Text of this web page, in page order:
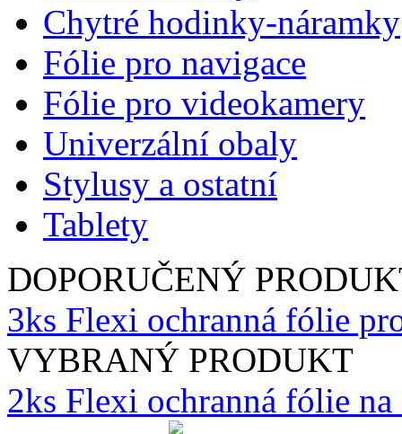
Chytré hodinky-náramky
Fólie pro navigace
Fólie pro videokamery
Univerzální obaly
Stylusy a ostatní
Tablety
DOPORUČENÝ
3ks Flexi ochranná fólie
VYBRANÝ PRODUKT
2ks Flexi ochranná fólie